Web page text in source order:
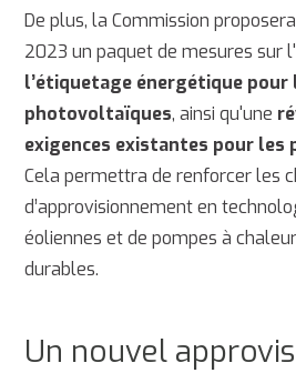
De plus, la Commission
2023 un paquet de mesures sur l'
l’étiquetage énergétique pour
photovoltaïques, ainsi qu'une
exigences existantes pour les
Cela permettra de renforcer les
d’approvisionnement en
éoliennes et de pompes à
durables.
Un nouvel